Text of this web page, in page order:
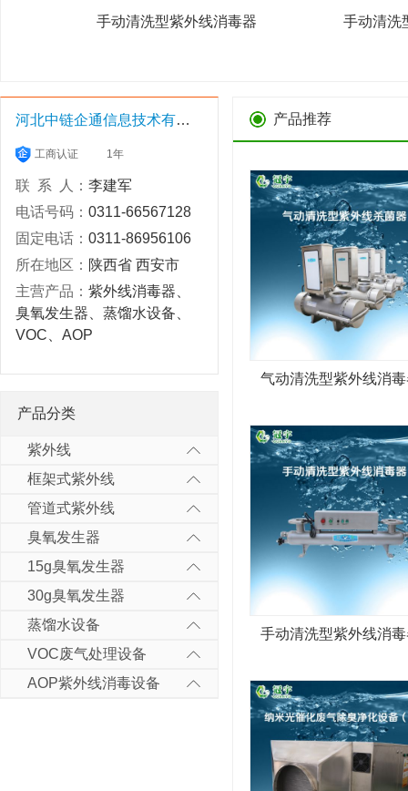
手动清洗型紫外线消毒器 手动清洗
河北中链企通信息技术有限公司
工商认证 1年
联 系 人： 李建军
电话号码： 0311-66567128
固定电话： 0311-86956106
所在地区： 陕西省 西安市
主营产品： 紫外线消毒器、
臭氧发生器、蒸馏水设备、
VOC、AOP
产品分类
紫外线
框架式紫外线
管道式紫外线
臭氧发生器
15g臭氧发生器
30g臭氧发生器
蒸馏水设备
VOC废气处理设备
AOP紫外线消毒设备
产品推荐
气动清洗型紫外线消
手动清洗型紫外线消